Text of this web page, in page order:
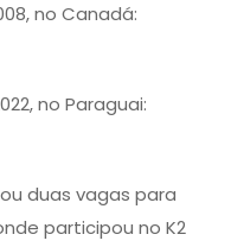
no Canadá:
no Paraguai:
duas vagas para
participou no K2